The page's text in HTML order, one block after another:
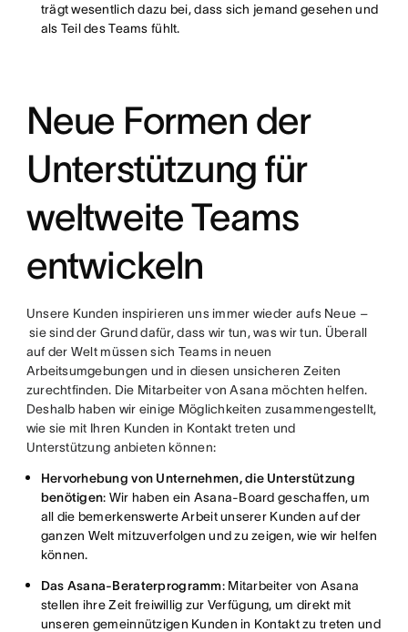
trägt wesentlich dazu bei, dass sich jemand gesehen und
als Teil des Teams fühlt.
Neue Formen der
Unterstützung für
weltweite Teams
entwickeln
Unsere Kunden inspirieren uns immer wieder aufs Neue –
sie sind der Grund dafür, dass wir tun, was wir tun. Überall
auf der Welt müssen sich Teams in neuen
Arbeitsumgebungen und in diesen unsicheren Zeiten
zurechtfinden. Die Mitarbeiter von Asana möchten helfen.
Deshalb haben wir einige Möglichkeiten zusammengestellt,
wie sie mit Ihren Kunden in Kontakt treten und
Unterstützung anbieten können:
Hervorhebung von Unternehmen, die Unterstützung
benötigen: Wir haben ein Asana-Board geschaffen, um
all die bemerkenswerte Arbeit unserer Kunden auf der
ganzen Welt mitzuverfolgen und zu zeigen, wie wir helfen
können.
Das Asana-Beraterprogramm: Mitarbeiter von Asana
stellen ihre Zeit freiwillig zur Verfügung, um direkt mit
unseren gemeinnützigen Kunden in Kontakt zu treten und